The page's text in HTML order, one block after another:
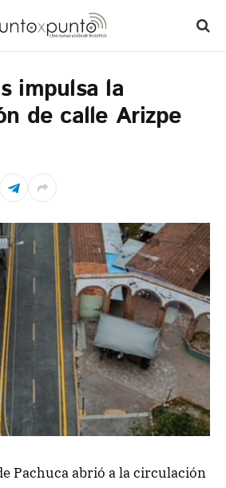
impulsa la
de calle Arizpe
Pachuca abrió a la circulación